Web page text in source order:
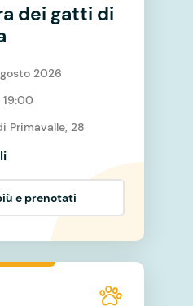
dei gatti di
2026
19:00
Primavalle, 28
e prenotati